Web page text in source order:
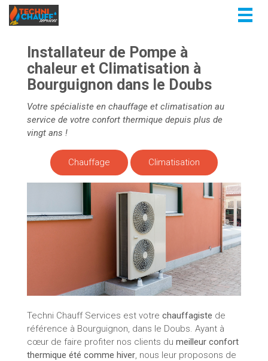
Installateur de Pompe à
chaleur et Climatisation à
Bourguignon dans le Doubs
Votre spécialiste en chauffage et climatisation au
service de votre confort thermique depuis plus de
vingt ans !
Chauffage Climatisation
Techni Chauff Services est votre chauffagiste de
référence à Bourguignon, dans le Doubs. Ayant à
cœur de faire profiter nos clients du meilleur confort
thermique été comme hiver , nous leur proposons de